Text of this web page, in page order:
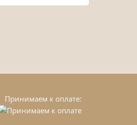
Принимаем к оплате: